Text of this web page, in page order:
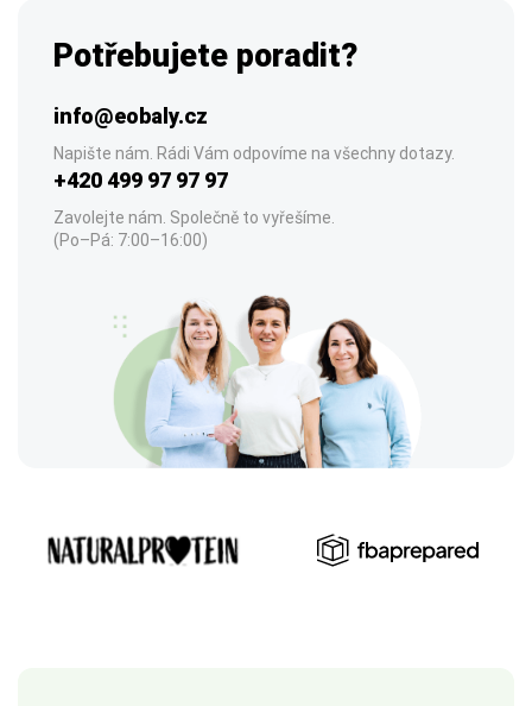
Potřebujete poradit?
info@eobaly.cz
Napište nám. Rádi Vám odpovíme na všechny dotazy.
+420 499 97 97 97
Zavolejte nám. Společně to vyřešíme.
(Po–Pá: 7:00–16:00)